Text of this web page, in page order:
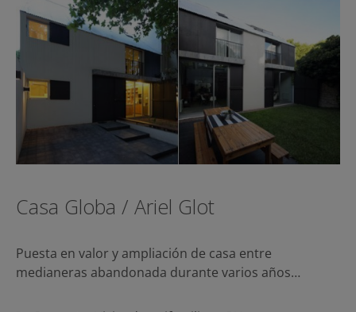
Casa Globa / Ariel Glot
Puesta en valor y ampliación de casa entre
medianeras abandonada durante varios años…